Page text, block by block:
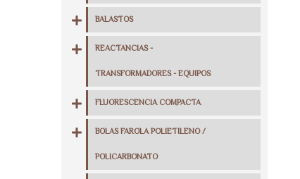
BALASTOS
REACTANCIAS -
TRANSFORMADORES - EQUIPOS
FLUORESCENCIA COMPACTA
BOLAS FAROLA POLIETILENO /
POLICARBONATO